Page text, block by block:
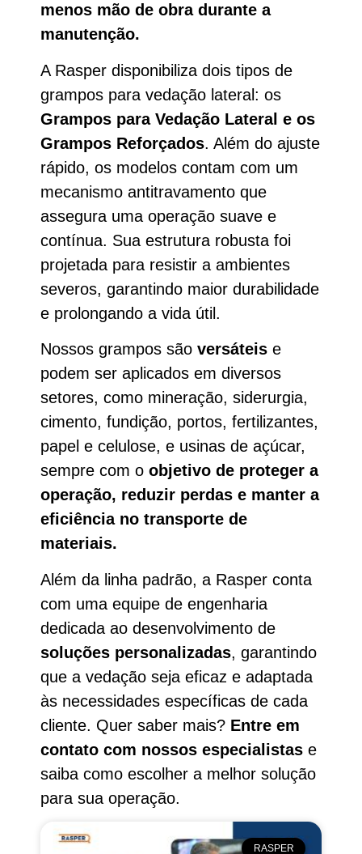
menos mão de obra durante a
manutenção.
A Rasper disponibiliza dois tipos de
grampos para vedação lateral: os
Grampos para Vedação Lateral e os
Grampos Reforçados. Além do ajuste
rápido, os modelos contam com um
mecanismo antitravamento que
assegura uma operação suave e
contínua. Sua estrutura robusta foi
projetada para resistir a ambientes
severos, garantindo maior durabilidade
e prolongando a vida útil.
Nossos grampos são versáteis e
podem ser aplicados em diversos
setores, como mineração, siderurgia,
cimento, fundição, portos, fertilizantes,
papel e celulose, e usinas de açúcar,
sempre com o objetivo de proteger a
operação, reduzir perdas e manter a
eficiência no transporte de
materiais.
Além da linha padrão, a Rasper conta
com uma equipe de engenharia
dedicada ao desenvolvimento de
soluções personalizadas, garantindo
que a vedação seja eficaz e adaptada
às necessidades específicas de cada
cliente. Quer saber mais? Entre em
contato com nossos especialistas e
saiba como escolher a melhor solução
para sua operação.
RASPER